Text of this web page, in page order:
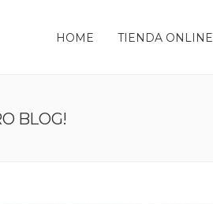
HOME TIENDA ONLINE
BLOG!